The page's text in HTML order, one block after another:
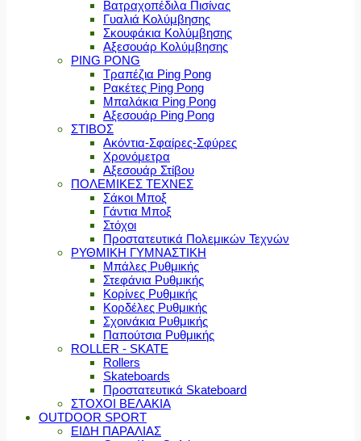
Βατραχοπέδιλα Πισίνας
Γυαλιά Κολύμβησης
Σκουφάκια Κολύμβησης
Αξεσουάρ Κολύμβησης
PING PONG
Τραπέζια Ping Pong
Ρακέτες Ping Pong
Μπαλάκια Ping Pong
Αξεσουάρ Ping Pong
ΣΤΙΒΟΣ
Ακόντια-Σφαίρες-Σφύρες
Χρονόμετρα
Αξεσουάρ Στίβου
ΠΟΛΕΜΙΚΕΣ ΤΕΧΝΕΣ
Σάκοι Μποξ
Γάντια Μποξ
Στόχοι
Προστατευτικά Πολεμικών Τεχνών
ΡΥΘΜΙΚΗ ΓΥΜΝΑΣΤΙΚΗ
Μπάλες Ρυθμικής
Στεφάνια Ρυθμικής
Κορίνες Ρυθμικής
Κορδέλες Ρυθμικής
Σχοινάκια Ρυθμικής
Παπούτσια Ρυθμικής
ROLLER - SKATE
Rollers
Skateboards
Προστατευτικά Skateboard
ΣΤΟΧΟΙ ΒΕΛΑΚΙΑ
OUTDOOR SPORT
ΕΙΔΗ ΠΑΡΑΛΙΑΣ